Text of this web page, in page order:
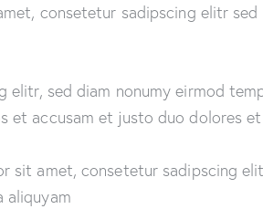
consetetur sadipscing elitr sed
sed diam nonumy eirmod
et accusam et justo duo dolores
sit amet, consetetur sadipscing
aliquyam